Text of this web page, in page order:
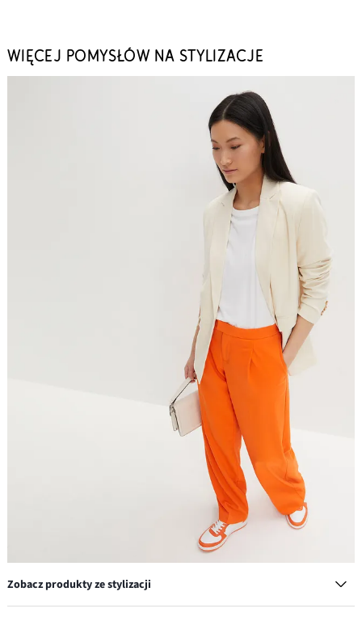
WIĘCEJ POMYSŁÓW NA STYLIZACJE
Zobacz produkty ze stylizacji